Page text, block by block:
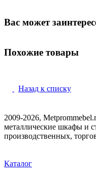
Вас может
Похожие товары
Назад к списку
2009-2026,
металлические шкафы и
производственных,
Каталог